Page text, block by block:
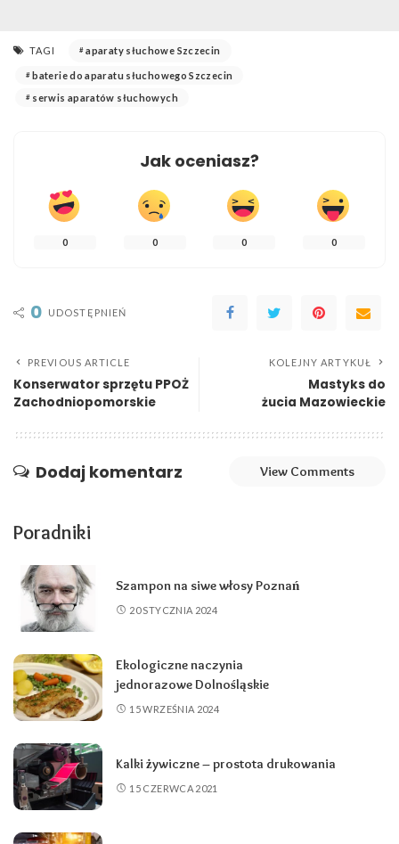
TAGI aparaty słuchowe Szczecin
baterie do aparatu słuchowego Szczecin
serwis aparatów słuchowych
Jak oceniasz?
0 0 0 0
0 UDOSTĘPNIEŃ
PREVIOUS ARTICLE
Konserwator sprzętu PPOŻ
Zachodniopomorskie
KOLEJNY ARTYKUŁ
Mastyks do
żucia Mazowieckie
Dodaj komentarz View Comments
Poradniki
Szampon na siwe włosy Poznań
20 STYCZNIA 2024
Ekologiczne naczynia
jednorazowe Dolnośląskie
15 WRZEŚNIA 2024
Kalki żywiczne – prostota drukowania
15 CZERWCA 2021